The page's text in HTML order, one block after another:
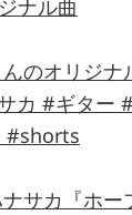
ナル曲
のオリジナ
カ #ギター
#shorts
ナサカ『ホー